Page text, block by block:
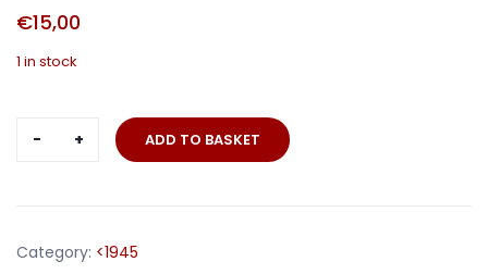
€15,00
1 in stock
RAD
wir
ADD TO BASKET
Category: <1945